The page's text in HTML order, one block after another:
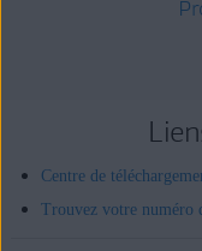
Centre de
Trouvez votre numéro